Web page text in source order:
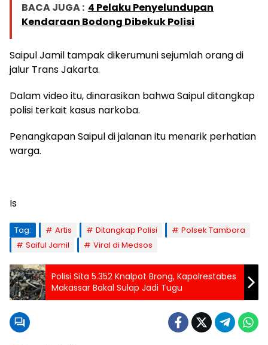
BACA JUGA : 4 Pelaku Penyelundupan
Kendaraan Bodong Dibekuk Polisi
Saipul Jamil tampak dikerumuni sejumlah orang di
jalur Trans Jakarta.
Dalam video itu, dinarasikan bahwa Saipul ditangkap
polisi terkait kasus narkoba.
Penangkapan Saipul di jalanan itu menarik perhatian
warga.
Is
Tag: Artis Ditangkap Polisi
Polsek Tambora
Saiful Jamil
Viral di Medsos
Polisi Sita 5.352 Knalpot Brong, Kapolrestabes
Makassar Bakal Sulap Jadi Tugu